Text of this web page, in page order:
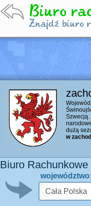
dużą
w
Biuro Rachunkowe
województwo: